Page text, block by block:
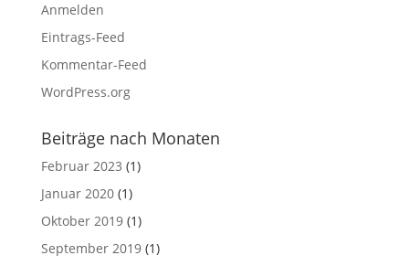
Anmelden
Eintrags-Feed
Kommentar-Feed
WordPress.org
Beiträge nach Monaten
Februar 2023 (1)
Januar 2020(1)
Oktober 2019(1)
September 2019(1)